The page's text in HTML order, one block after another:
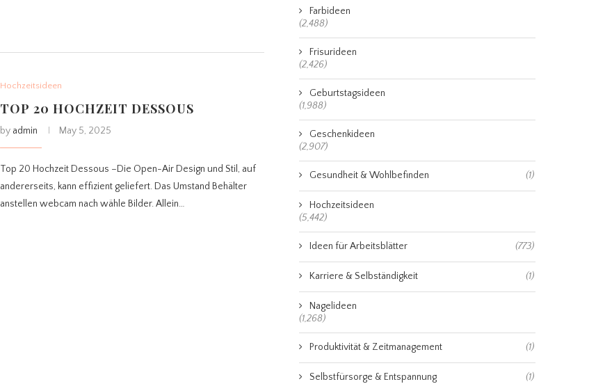
Hochzeitsideen
TOP 20 HOCHZEIT DESSOUS
by admin May 5, 2025
Top 20 Hochzeit Dessous –Die Open-Air Design und Stil, auf
andererseits, kann effizient geliefert. Das Umstand Behälter
anstellen webcam nach wähle Bilder. Allein…
Farbideen
(2,488)
Frisurideen
(2,426)
Geburtstagsideen
(1,988)
Geschenkideen
(2,907)
Gesundheit & Wohlbefinden (1)
Hochzeitsideen
(5,442)
Ideen für Arbeitsblätter (773)
Karriere & Selbständigkeit (1)
Nagelideen
(1,268)
Produktivität & Zeitmanagement (1)
Selbstfürsorge & Entspannung (1)